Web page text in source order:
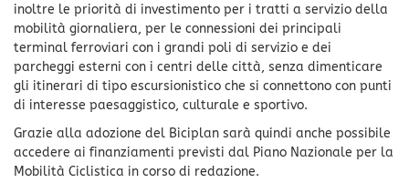
inoltre le priorità di investimento per i tratti a servizio della
mobilità giornaliera, per le connessioni dei principali
terminal ferroviari con i grandi poli di servizio e dei
parcheggi esterni con i centri delle città, senza dimenticare
gli itinerari di tipo escursionistico che si connettono con punti
di interesse paesaggistico, culturale e sportivo.
Grazie alla adozione del Biciplan sarà quindi anche possibile
accedere ai finanziamenti previsti dal Piano Nazionale per la
Mobilità Ciclistica in corso di redazione.